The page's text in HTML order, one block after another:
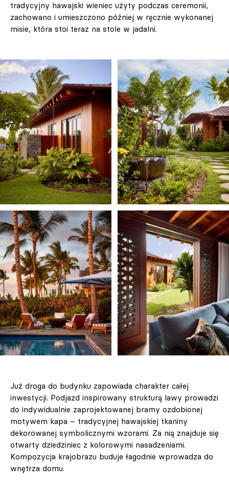
tradycyjny hawajski wieniec użyty podczas ceremonii,
zachowano i umieszczono później w ręcznie wykonanej
misie, która stoi teraz na stole w jadalni.
Już droga do budynku zapowiada charakter całej
inwestycji. Podjazd inspirowany strukturą lawy prowadzi
do indywidualnie zaprojektowanej bramy ozdobionej
motywem kapa – tradycyjnej hawajskiej tkaniny
dekorowanej symbolicznymi wzorami. Za nią znajduje się
otwarty dziedziniec z kolorowymi nasadzeniami.
Kompozycja krajobrazu buduje łagodnie wprowadza do
wnętrza domu.